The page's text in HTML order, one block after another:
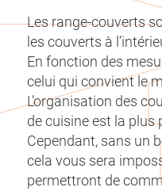
Les range-couverts
les couverts à
En fonction des
celui qui convient le
L’organisation des
de cuisine est la plus
Cependant, sans un
cela vous sera
permettront de